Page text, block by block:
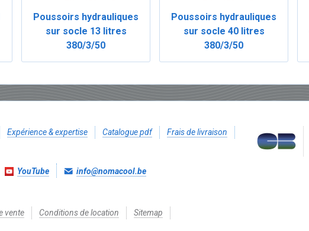
Poussoirs hydrauliques
sur socle 13 litres
380/3/50
Poussoirs hydrauliques
sur socle 40 litres
380/3/50
Expérience & expertise Catalogue pdf
Frais de livraison
YouTube
info@nomacool.be
vente Conditions de location
Sitemap